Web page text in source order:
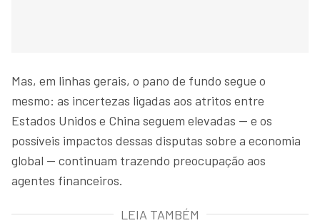
Mas, em linhas gerais, o pano de fundo segue o
mesmo: as incertezas ligadas aos atritos entre
Estados Unidos e China seguem elevadas — e os
possíveis impactos dessas disputas sobre a economia
global — continuam trazendo preocupação aos
agentes financeiros.
LEIA TAMBÉM